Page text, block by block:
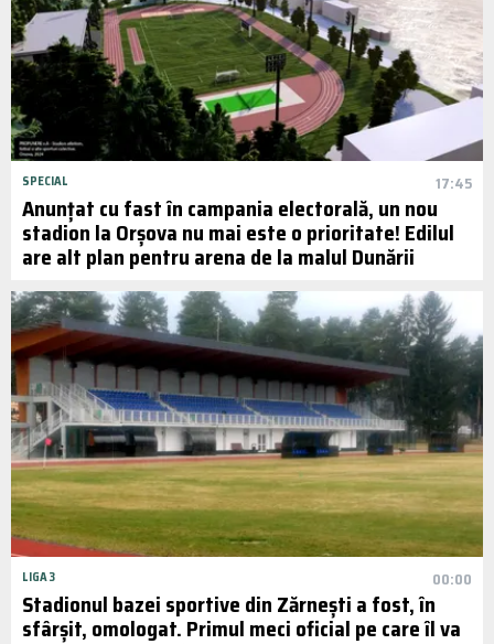
SPECIAL 17:45
Anunțat cu fast în campania electorală, un nou
stadion la Orșova nu mai este o prioritate! Edilul
are alt plan pentru arena de la malul Dunării
LIGA 3 00:00
Stadionul bazei sportive din Zărnești a fost, în
sfârșit, omologat. Primul meci oficial pe care îl va